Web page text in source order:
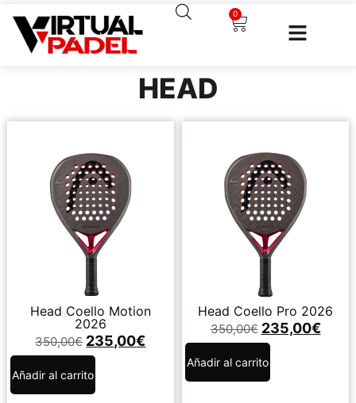
0
HEAD
Head Coello Motion
2026
350,00€ 235,00€
Añadir al carrito
Head Coello Pro 2026
350,00€ 235,00€
Añadir al carrito